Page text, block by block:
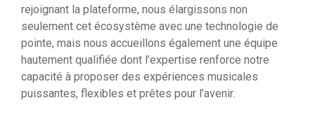
rejoignant la plateforme, nous élargissons non
seulement cet écosystème avec une technologie de
pointe, mais nous accueillons également une équipe
hautement qualifiée dont l’expertise renforce notre
capacité à proposer des expériences musicales
puissantes, flexibles et prêtes pour l’avenir.